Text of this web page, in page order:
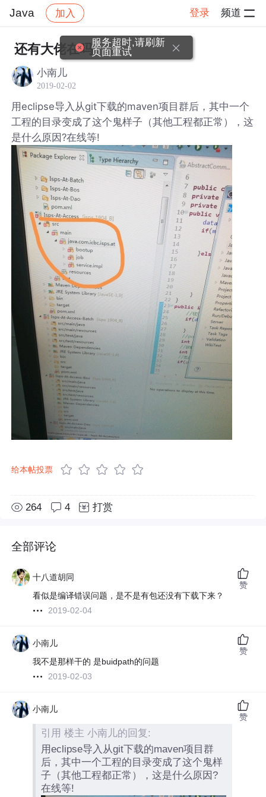
Java 加入 登录 频道
社区 Java 帖子详情
还有大佬在吗
小南儿
2019-02-02
用eclipse导入从git下载的maven项目群后，其中一个
工程的目录变成了这个鬼样子（其他工程都正常），这
是什么原因?在线等!
给本帖投票
264 4 打赏
全部评论
十八道胡同
看似是编译错误问题，是不是有包还没有下载下来？
2019-02-04
赞
小南儿
我不是那样干的 是buidpath的问题
2019-02-03
赞
小南儿
引用 楼主 小南儿的回复:
用eclipse导入从git下载的maven项目群
后，其中一个工程的目录变成了这个鬼样
子（其他工程都正常），这是什么原因?
在线等!
赞
服务超时,请刷新
页面重试